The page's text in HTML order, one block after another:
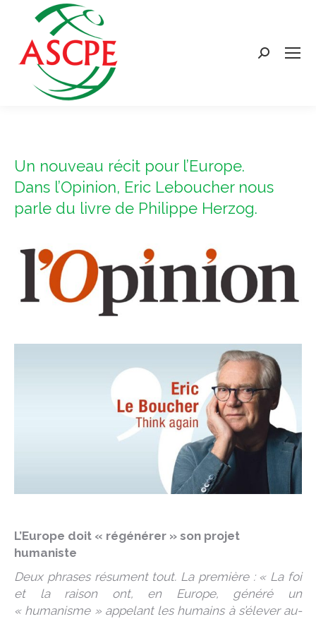
Search:
Un nouveau récit pour l’Europe.
Dans l’Opinion, Eric Leboucher nous
parle du livre de Philippe Herzog.
L’Europe doit « régénérer » son projet
humaniste
Deux phrases résument tout. La première : « La foi
et la raison ont, en Europe, généré un
« humanisme » appelant les humains à s’élever au-